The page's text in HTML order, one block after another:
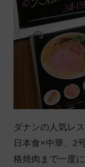
ダナンの人気レ
日本食×中華、2
格焼肉まで一度